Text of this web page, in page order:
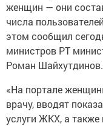
женщин — они
числа
этом сообщил
министров РТ
Роман Шайхутдинов.
«На портале
врачу, вводят
услуги ЖКХ, а